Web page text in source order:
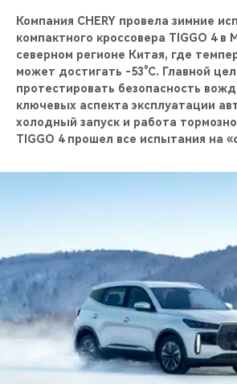
КРОССОВЕРЫ
СЕДАНЫ
НОВИНКИ
КРЕДИТ И СТРАХОВАНИЕ
ЗАПЧАСТИ И АКСЕССУАРЫ
ПОДДЕРЖКА
CHERY CONNECT
О БРЕНДЕ
CHERY В СОЦСЕТЯХ
ЛЮДИ CHERY
БЛАГОТВОРИТЕЛЬНОСТЬ
НАШИ МЕРОПРИЯТИЯ
ВИДЕООБЗОРЫ
CHERY ДЛЯ ДЕТЕЙ
КРЕДИТ
МЫ В СОЦСЕТЯХ
Компания CHERY провела зимние
компактного кроссовера TIGGO 4 в
северном регионе Китая, где
может достигать -53°C. Главной
протестировать безопасность
ключевых аспекта эксплуатации
холодный запуск и работа
TIGGO 4 прошел все испытания на